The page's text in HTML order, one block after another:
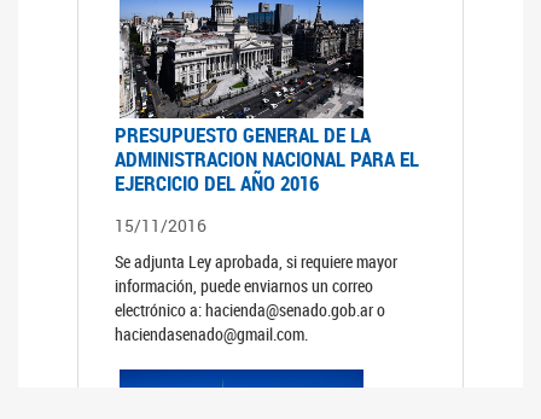
PRESUPUESTO GENERAL DE LA
ADMINISTRACION NACIONAL PARA EL
EJERCICIO DEL AÑO 2016
15/11/2016
Se adjunta Ley aprobada, si requiere mayor
información, puede enviarnos un correo
electrónico a: hacienda@senado.gob.ar o
haciendasenado@gmail.com.